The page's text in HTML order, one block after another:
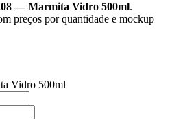
—Marmita Vidro 500ml.
preços por quantidade e mockup
Vidro 500ml